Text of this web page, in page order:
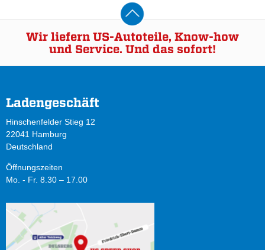
Wir liefern US-Autoteile, Know-how
und Service. Und das sofort!
Ladengeschäft
Hinschenfelder Stieg 12
22041 Hamburg
Deutschland
Öffnungszeiten
Mo. - Fr. 8.30 – 17.00